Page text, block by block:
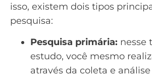
isso, existem dois tipos
pesquisa:
Pesquisa primária: nesse
estudo, você mesmo
através da coleta e